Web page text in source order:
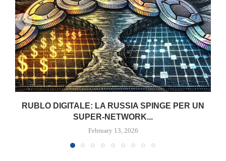
RUBLO DIGITALE: LA RUSSIA SPINGE PER UN
SUPER-NETWORK...
February 13, 2026